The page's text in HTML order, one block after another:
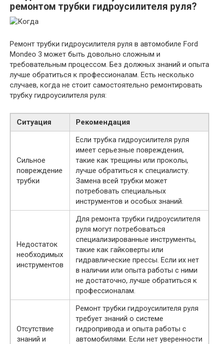
ремонтом трубки гидроусилителя руля?
Ремонт трубки гидроусилителя руля в автомобиле Ford
Mondeo 3 может быть довольно сложным и
требовательным процессом. Без должных знаний и опыта
лучше обратиться к профессионалам. Есть несколько
случаев, когда не стоит самостоятельно ремонтировать
трубку гидроусилителя руля:
Ситуация Рекомендация
Сильное
повреждение
трубки
Если трубка гидроусилителя руля
имеет серьезные повреждения,
такие как трещины или проколы,
лучше обратиться к специалисту.
Замена всей трубки может
потребовать специальных
инструментов и особых знаний.
Недостаток
необходимых
инструментов
Для ремонта трубки гидроусилителя
руля могут потребоваться
специализированные инструменты,
такие как гайковерты или
гидравлические прессы. Если их нет
в наличии или опыта работы с ними
не достаточно, лучше обратиться к
профессионалам.
Отсутствие
знаний и
Ремонт трубки гидроусилителя руля
требует знаний о системе
гидропривода и опыта работы с
автомобилями. Если нет уверенности